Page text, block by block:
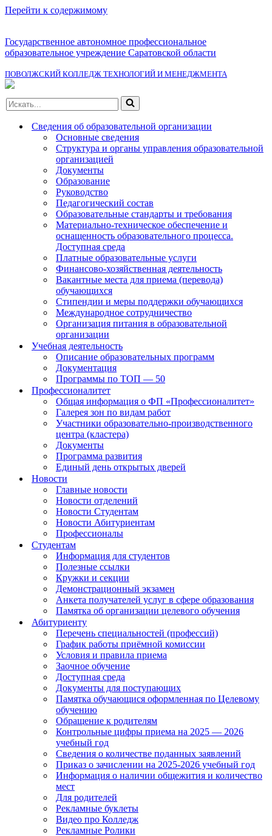
Перейти к содержимому
Государственное автономное профессиональное
образовательное учреждение Саратовской области
ПОВОЛЖСКИЙ КОЛЛЕДЖ ТЕХНОЛОГИЙ И МЕНЕДЖМЕНТА
Искать...
Сведения об образовательной организации
Основные сведения
Структура и органы управления образовательной
организацией
Документы
Образование
Руководство
Педагогический состав
Образовательные стандарты и требования
Материально-техническое обеспечение и
оснащенность образовательного процесса.
Доступная среда
Платные образовательные услуги
Финансово-хозяйственная деятельность
Вакантные места для приема (перевода)
обучающихся
Стипендии и меры поддержки обучающихся
Международное сотрудничество
Организация питания в образовательной
организации
Учебная деятельность
Описание образовательных программ
Документация
Программы по ТОП — 50
Профессионалитет
Общая информация о ФП «Профессионалитет»
Галерея зон по видам работ
Участники образовательно-производственного
центра (кластера)
Документы
Программа развития
Единый день открытых дверей
Новости
Главные новости
Новости отделений
Новости Студентам
Новости Абитуриентам
Профессионалы
Студентам
Информация для студентов
Полезные ссылки
Кружки и секции
Демонстрационный экзамен
Анкета получателей услуг в сфере образования
Памятка об организации целевого обучения
Абитуриенту
Перечень специальностей (профессий)
График работы приёмной комиссии
Условия и правила приема
Заочное обучение
Доступная среда
Документы для поступающих
Памятка обучающися оформленная по Целевому
обучению
Обращение к родителям
Контрольные цифры приема на 2025 — 2026
учебный год
Сведения о количестве поданных заявлений
Приказ о зачислении на 2025-2026 учебный год
Информация о наличии общежития и количество
мест
Для родителей
Рекламные буклеты
Видео про Колледж
Рекламные Ролики